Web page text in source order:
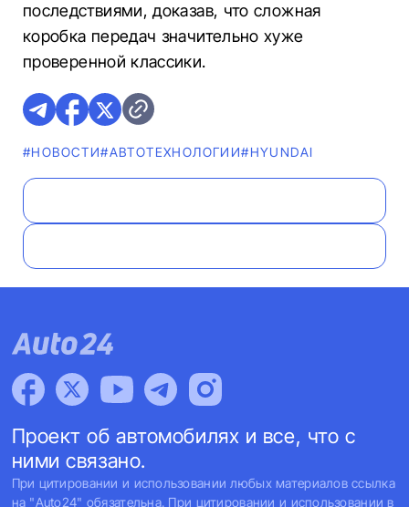
последствиями, доказав, что сложная
коробка передач значительно хуже
проверенной классики.
#НОВОСТИ#АВТОТЕХНОЛОГИИ#HYUNDAI
Проект об автомобилях и все, что с
ними связано.
При цитировании и использовании любых материалов ссылка
на "Auto24" обязательна. При цитировании и использовании в